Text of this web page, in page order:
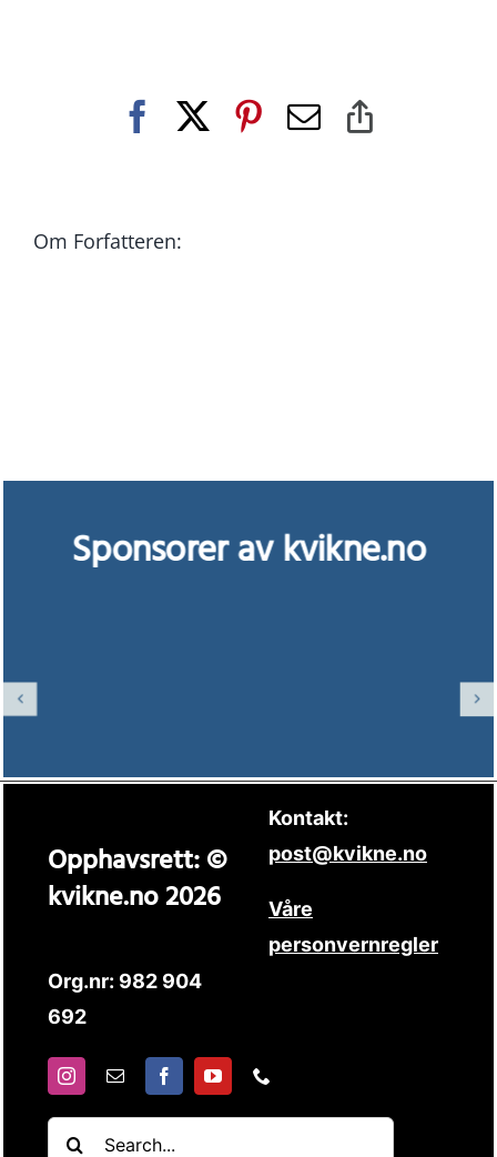
Facebook Pinterest
E-
Om Forfatteren:
Sponsorer av kvikne.no
Opphavsrett: ©
kvikne.no 2026
Org.nr: 982 904
692
Kontakt:
post@kvikne.no
Våre
personvernregler
Søk